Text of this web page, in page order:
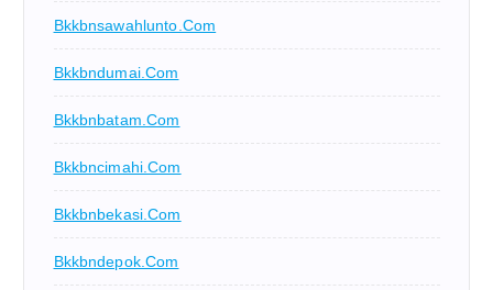
Bkkbnsawahlunto.com
Bkkbndumai.com
Bkkbnbatam.com
Bkkbncimahi.com
Bkkbnbekasi.com
Bkkbndepok.com